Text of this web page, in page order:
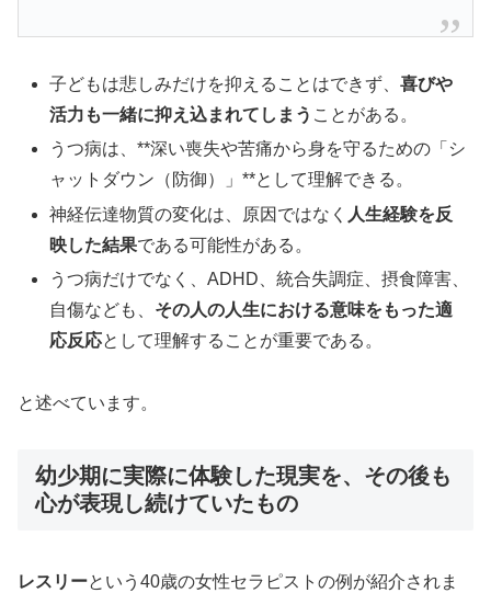
子どもは悲しみだけを抑えることはできず、喜びや
活力も一緒に抑え込まれてしまう ことがある。
うつ病は、**深い喪失や苦痛から身を守るための「シ
ャットダウン（防御）」**として理解できる。
神経伝達物質の変化は、原因ではなく 人生経験を反
映した結果である可能性がある。
うつ病だけでなく、ADHD、統合失調症、摂食障害、
自傷なども、 その人の人生における意味をもった適
応反応として理解することが重要である。
と述べています。
幼少期に実際に体験した現実を、その後も
心が表現し続けていたもの
レスリーという40歳の女性セラピストの例が紹介されま